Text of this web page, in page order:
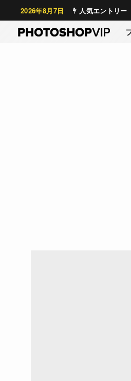
2026年8月7日 人気エントリー